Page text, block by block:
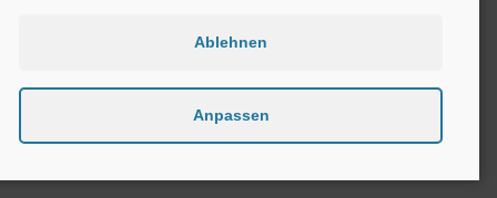
Ablehnen
Anpassen